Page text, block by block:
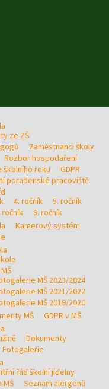
ze ZŠ
Zaměstnanci školy
Rozbor hospodaření
školního roku
GDPR
poradenské pracoviště
4. ročník
5. ročník
ročník
9. ročník
Kamerový systém
MŠ 2023/2024
MŠ 2021/2022
MŠ 2019/2020
MŠ
GDPR v MŠ
Dokumenty
Fotogalerie
řád školní jídelny
Seznam alergenů